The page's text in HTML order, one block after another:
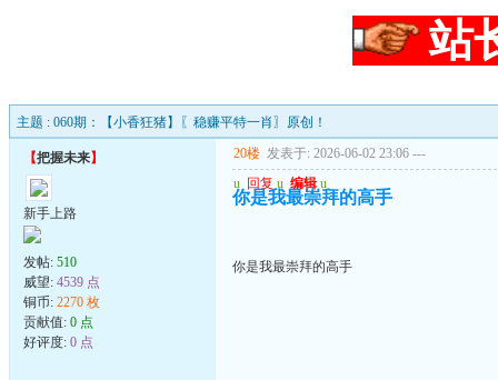
站
主题 : 060期：【小香狂猪】〖稳赚平特一肖〗原创！
【把握未来】
新手上路
发帖: 510
威望: 4539 点
铜币: 2270 枚
贡献值: 0 点
好评度: 0 点
20楼 发表于: 2026-06-02 23:06 ---
u 回复 u 编辑 u
你是我最崇拜的高手
你是我最崇拜的高手